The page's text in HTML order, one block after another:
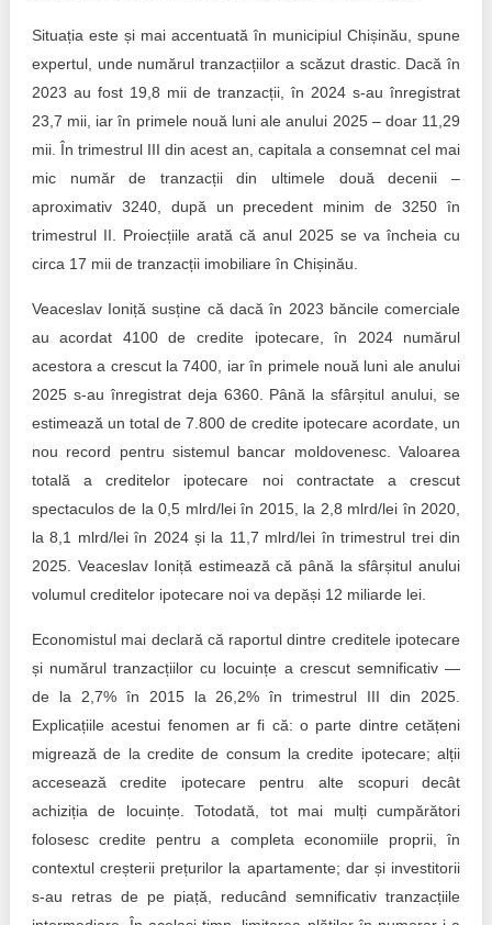
Situația este și mai accentuată în municipiul Chișinău, spune
expertul, unde numărul tranzacțiilor a scăzut drastic. Dacă în
2023 au fost 19,8 mii de tranzacții, în 2024 s-au înregistrat
23,7 mii, iar în primele nouă luni ale anului 2025 – doar 11,29
mii. În trimestrul III din acest an, capitala a consemnat cel mai
mic număr de tranzacții din ultimele două decenii –
aproximativ 3240, după un precedent minim de 3250 în
trimestrul II. Proiecțiile arată că anul 2025 se va încheia cu
circa 17 mii de tranzacții imobiliare în Chișinău.
Veaceslav Ioniță susține că dacă în 2023 băncile comerciale
au acordat 4100 de credite ipotecare, în 2024 numărul
acestora a crescut la 7400, iar în primele nouă luni ale anului
2025 s-au înregistrat deja 6360. Până la sfârșitul anului, se
estimează un total de 7.800 de credite ipotecare acordate, un
nou record pentru sistemul bancar moldovenesc. Valoarea
totală a creditelor ipotecare noi contractate a crescut
spectaculos de la 0,5 mlrd/lei în 2015, la 2,8 mlrd/lei în 2020,
la 8,1 mlrd/lei în 2024 și la 11,7 mlrd/lei în trimestrul trei din
2025. Veaceslav Ioniță estimează că până la sfârșitul anului
volumul creditelor ipotecare noi va depăși 12 miliarde lei.
Economistul mai declară că raportul dintre creditele ipotecare
și numărul tranzacțiilor cu locuințe a crescut semnificativ —
de la 2,7% în 2015 la 26,2% în trimestrul III din 2025.
Explicațiile acestui fenomen ar fi că: o parte dintre cetățeni
migrează de la credite de consum la credite ipotecare; alții
accesează credite ipotecare pentru alte scopuri decât
achiziția de locuințe. Totodată, tot mai mulți cumpărători
folosesc credite pentru a completa economiile proprii, în
contextul creșterii prețurilor la apartamente; dar și investitorii
s-au retras de pe piață, reducând semnificativ tranzacțiile